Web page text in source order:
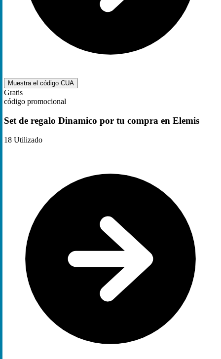
Muestra el código CUA
Gratis
código promocional
Set de regalo Dinamico por tu compra en Elemis
18 Utilizado